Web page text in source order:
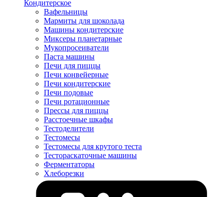
Кондитерское
Вафельницы
Мармиты для шоколада
Машины кондитерские
Миксеры планетарные
Мукопросеиватели
Паста машины
Печи для пиццы
Печи конвейерные
Печи кондитерские
Печи подовые
Печи ротационные
Прессы для пиццы
Расстоечные шкафы
Тестоделители
Тестомесы
Тестомесы для крутого теста
Тестораскаточные машины
Ферментаторы
Хлеборезки